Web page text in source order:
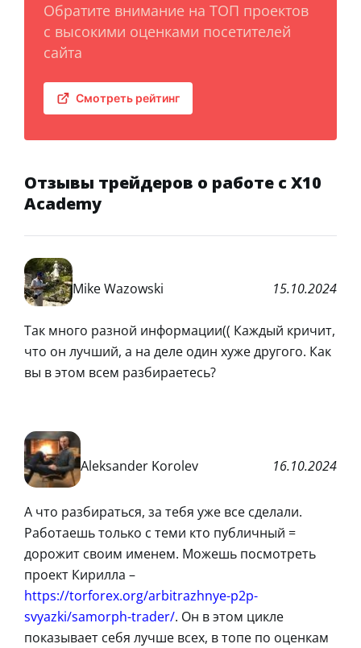
Обратите внимание на ТОП проектов
с высокими оценками посетителей
сайта
Смотреть рейтинг
Отзывы трейдеров о работе с Х10
Academy
Mike Wazowski 15.10.2024
Так много разной информации(( Каждый кричит,
что он лучший, а на деле один хуже другого. Как
вы в этом всем разбираетесь?
Aleksander Korolev 16.10.2024
А что разбираться, за тебя уже все сделали.
Работаешь только с теми кто публичный =
дорожит своим именем. Можешь посмотреть
проект Кирилла –
https://torforex.org/arbitrazhnye-p2p-
svyazki/samorph-trader/. Он в этом цикле
показывает себя лучше всех, в топе по оценкам